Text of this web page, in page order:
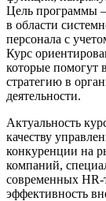
Цель программы
в области
персонала с
Курс
которые помогут
стратегию в
деятельности.
Актуальность
качеству
конкуренции на
компаний,
современных HR-
эффективность